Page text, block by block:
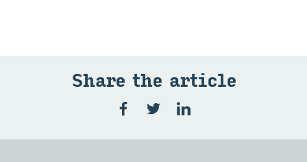
Share the ar­ti­cle